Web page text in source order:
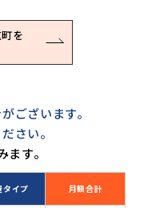
を
ございます。
さい。
す。
タイプ 月額合計